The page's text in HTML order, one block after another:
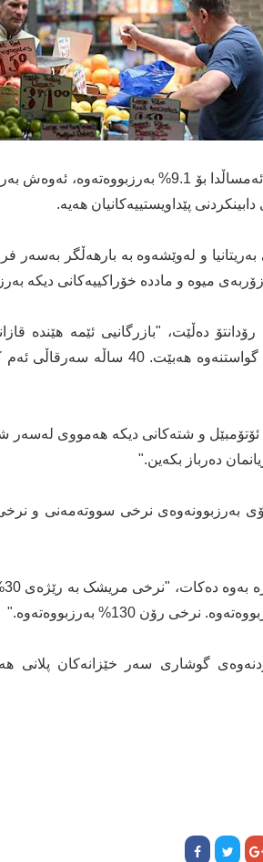
پێداویستییەکانیان هەیە.
بەریتانیا و لەوێشەوە بە بارهەڵگر
میوە و ماددە خۆراکییەکانی دیکە
دەڵێت، "بازرگانیی ئێمە هێندە
بەرامبەر بەرزیی نرخی سووتەمەنی و
ئۆتۆمبێل و شتەکانی دیکە هەمووی لەسەر
دەرباز بکەین."
بەرزبوونەوەی نرخی سووتەمەنی و
گوشاری سەر خێزانەکان پلانی